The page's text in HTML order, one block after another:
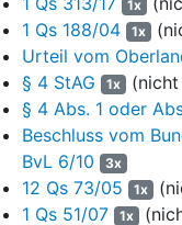
II.
3
Die auf die
Angeklagten aus
4
1. Entgegen der
Landgericht
Tatbestand des§ 95
1x
1 Qs 188/04
1x
Urteil vom
§ 4 StAG 1x (nicht
§ 4 Abs. 1 oder
Beschluss vom
BvL 6/10
3x
12 Qs 73/05 1x
1 Qs 51/07
1x